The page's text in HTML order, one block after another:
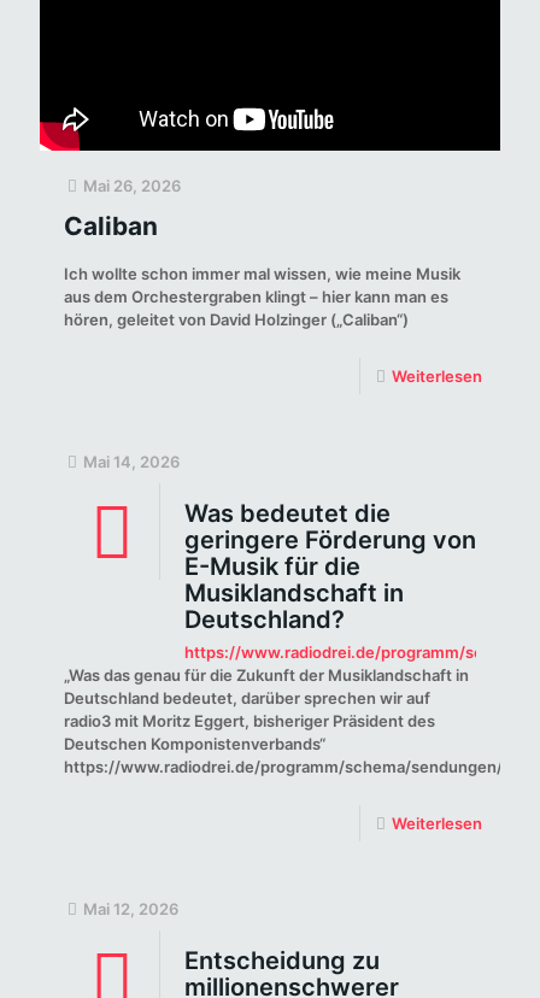
Mai 26, 2026
Caliban
Ich wollte schon immer mal wissen, wie meine Musik
aus dem Orchestergraben klingt – hier kann man es
hören, geleitet von David Holzinger („Caliban“)
Weiterlesen
Mai 14, 2026
Was bedeutet die
geringere Förderung von
E-Musik für die
Musiklandschaft in
Deutschland?
https://www.radiodrei.de/programm/schema/
„Was das genau für die Zukunft der Musiklandschaft in
Deutschland bedeutet, darüber sprechen wir auf
radio3 mit Moritz Eggert, bisheriger Präsident des
Deutschen Komponistenverbands“
https://www.radiodrei.de/programm/schema/sendungen/
Weiterlesen
Mai 12, 2026
Entscheidung zu
millionenschwerer